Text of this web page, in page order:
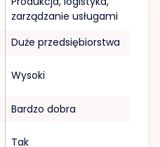
zarządzanie usługami
Duże przedsiębiorstwa
Wysoki
Bardzo dobra
Tak